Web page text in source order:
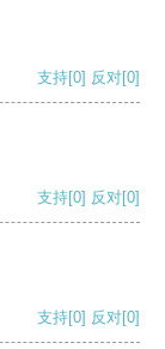
支持[0] 反对[0]
支持[0] 反对[0]
支持[0] 反对[0]